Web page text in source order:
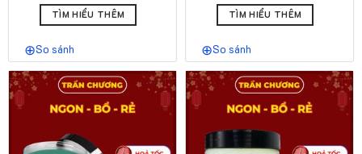
TÌM HIỂU THÊM
So sánh
TÌM HIỂU THÊM
So sánh